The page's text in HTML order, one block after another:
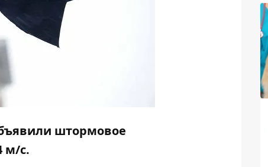
штормовое
м/с.